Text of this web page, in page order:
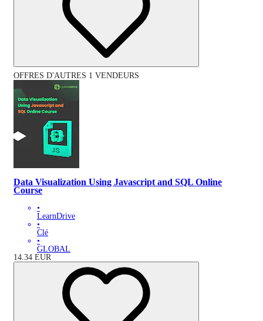
OFFRES D'AUTRES 1 VENDEURS
Data Visualization Using Javascript and SQL Online
Course
•
LearnDrive
•
Clé
•
GLOBAL
14.34 EUR